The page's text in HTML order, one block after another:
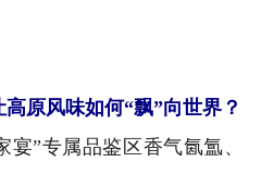
原风味如何“飘”向世界？
”专属品鉴区香气氤氲、